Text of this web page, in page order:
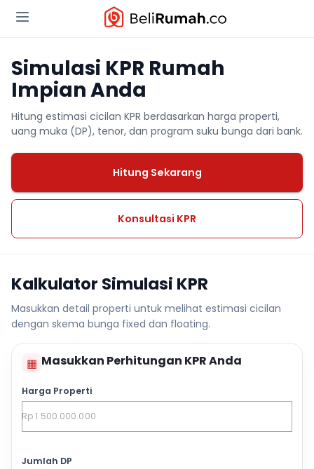
Simulasi KPR Rumah
Impian Anda
Hitung estimasi cicilan KPR berdasarkan harga properti,
uang muka (DP), tenor, dan program suku bunga dari bank.
Hitung Sekarang
Konsultasi KPR
Kalkulator Simulasi KPR
Masukkan detail properti untuk melihat estimasi cicilan
dengan skema bunga fixed dan floating.
▦ Masukkan Perhitungan KPR Anda
Harga Properti
Jumlah DP